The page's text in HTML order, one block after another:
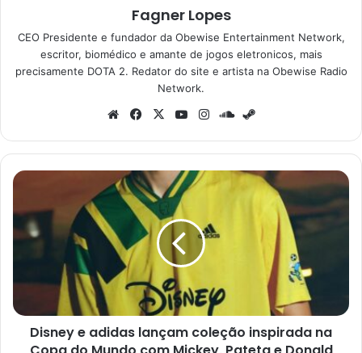
Fagner Lopes
CEO Presidente e fundador da Obewise Entertainment Network,
escritor, biomédico e amante de jogos eletronicos, mais
precisamente DOTA 2. Redator do site e artista na Obewise Radio
Network.
WebsiteFacebook
X YouTubeInstagramSoundCloud
Disney
adidas
lançam
do
Mundo
com
Disney e adidas lançam coleção inspirada na